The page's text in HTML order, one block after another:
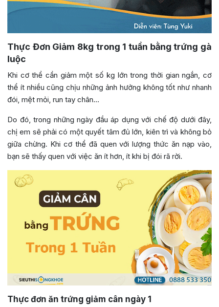
Thực Đơn Giảm 8kg trong 1 tuần bằng trứng gà
luộc
Khi cơ thể cần giảm một số kg lớn trong thời gian ngắn, cơ
thể ít nhiều cũng chịu những ảnh hưởng không tốt như nhanh
đói, mệt mỏi, run tay chân…
Do đó, trong những ngày đầu áp dụng với chế độ dưới đây,
chị em sẽ phải có một quyết tâm đủ lớn, kiên trì và không bỏ
giữa chừng. Khi cơ thể đã quen với lượng thức ăn nạp vào,
bạn sẽ thấy quen với việc ăn ít hơn, ít khi bị đói rã rời.
Thực đơn ăn trứng giảm cân ngày 1